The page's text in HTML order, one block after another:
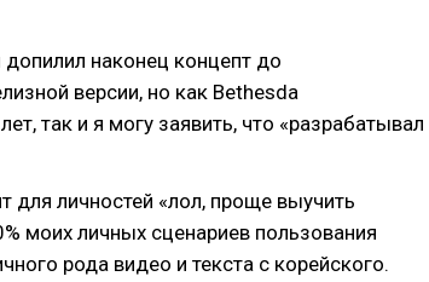
наконец концепт до
версии, но как Bethesda
так и я могу заявить, что «разрабатывал
для личностей «лол, проще выучить
моих личных сценариев пользования
рода видео и текста с корейского.